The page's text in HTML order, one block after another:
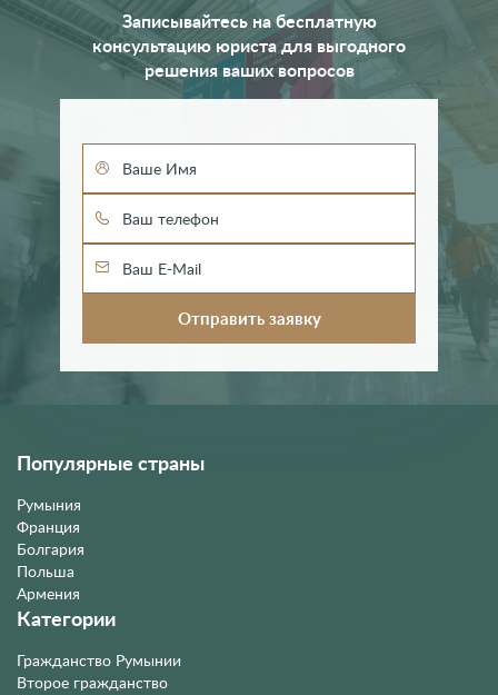
промышленности и поощрения инвестиций).
Записывайтесь на бесплатную
консультацию юриста для выгодного
решения ваших вопросов
Популярные страны
Румыния
Франция
Болгария
Польша
Армения
Категории
Гражданство Румынии
Второе гражданство